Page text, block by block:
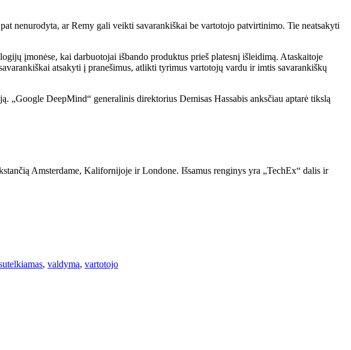
nenurodyta, ar Remy gali veikti savarankiškai be vartotojo patvirtinimo. Tie neatsakyti
įmonėse, kai darbuotojai išbando produktus prieš platesnį išleidimą. Ataskaitoje
atsakyti į pranešimus, atlikti tyrimus vartotojų vardu ir imtis savarankiškų
„Google DeepMind“ generalinis direktorius Demisas Hassabis anksčiau aptarė tikslą
Amsterdame, Kalifornijoje ir Londone. Išsamus renginys yra „TechEx“ dalis ir
, valdymą, vartotojo